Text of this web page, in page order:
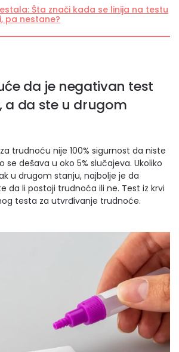
Šta znači kada se linija na testu
pa nestane?
da je negativan test
a da ste u drugom
trudnoću nije 100% sigurnost da niste
se dešava u oko 5% slučajeva. Ukoliko
u drugom stanju, najbolje je da
da li postoji trudnoća ili ne. Test iz krvi
testa za utvrđivanje trudnoće.